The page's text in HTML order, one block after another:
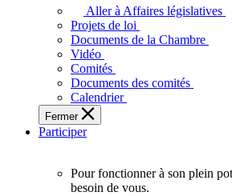
adopte
touchent
des
Ontariennes
et
Aller à Affaires législatives
Projets de loi
Documents de la Chambre
Vidéo
Comités
Documents des comités
Calendrier
Fermer
Participer
Pour fonctionner à son plein
besoin de vous.